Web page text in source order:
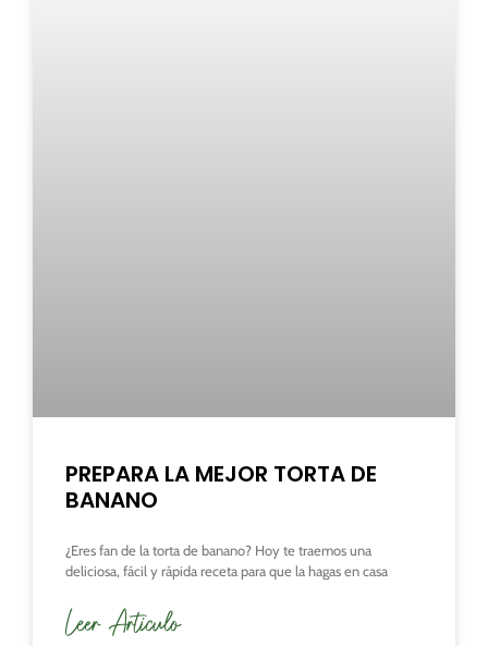
PREPARA LA MEJOR TORTA DE
BANANO
¿Eres fan de la torta de banano? Hoy te traemos una
deliciosa, fácil y rápida receta para que la hagas en casa
Leer Articulo